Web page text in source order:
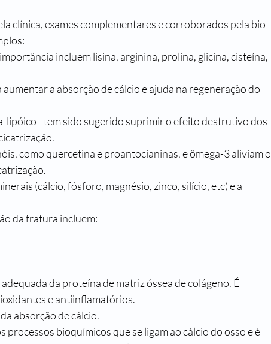
clínica, exames complementares e corroborados pela bio-
incluem lisina, arginina, prolina, glicina, cisteína,
a absorção de cálcio e ajuda na regeneração do
lipóico - tem sido sugerido suprimir o efeito destrutivo dos
como quercetina e proantocianinas, e ômega-3 aliviam o
(cálcio, fósforo, magnésio, zinco, silício, etc) e a
da fratura incluem:
da proteína de matriz óssea de colágeno. É
e antiinflamatórios.
absorção de cálcio.
bioquímicos que se ligam ao cálcio do osso e é